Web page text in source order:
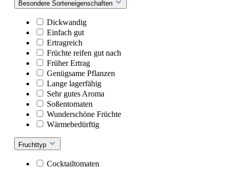
Besondere Sorteneigenschaften
Dickwandig
Einfach gut
Ertragreich
Früchte reifen gut nach
Früher Ertrag
Genügsame Pflanzen
Lange lagerfähig
Sehr gutes Aroma
Soßentomaten
Wunderschöne Früchte
Wärmebedürftig
Fruchttyp
Cocktailtomaten